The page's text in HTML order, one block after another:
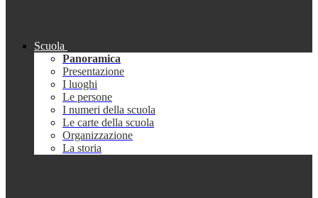
Scuola
Panoramica
Presentazione
I luoghi
Le persone
I numeri della scuola
Le carte della scuola
Organizzazione
La storia